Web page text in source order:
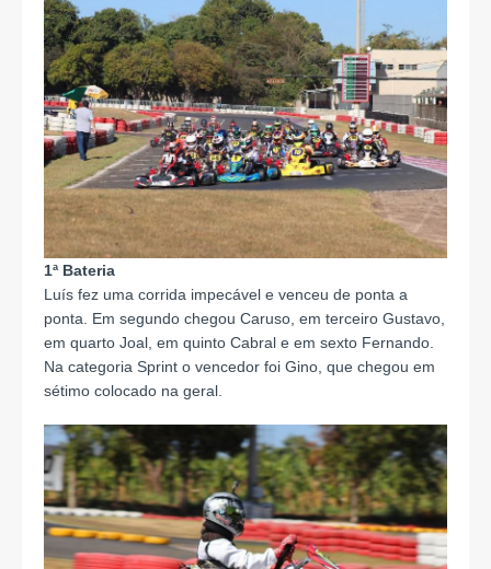
1ª Bateria
Luís fez uma corrida impecável e venceu de ponta a
ponta. Em segundo chegou Caruso, em terceiro Gustavo,
em quarto Joal, em quinto Cabral e em sexto Fernando.
Na categoria Sprint o vencedor foi Gino, que chegou em
sétimo colocado na geral.